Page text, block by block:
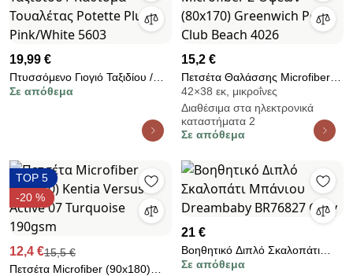
19,99 €
Πτυσσόμενο Γιογιό Ταξιδίου /
Κάθισμα Τουαλέτας Potette Plus
Σε απόθεμα
15,2 €
Πετσέτα Θαλάσσης Microfiber 2
Όψεων (80x170) Greenwich
Polo Club Beach 4026
42×38 εκ, μικροΐνες
Διαθέσιμα στα ηλεκτρονικά
καταστήματα 2
Σε απόθεμα
TOP 5
-20 %
12,4 €15,5 €
Πετσέτα Microfiber (90x180)
21 €
Βοηθητικό Διπλό Σκαλοπάτι
Μπάνιου Dreambaby BR76827
Σε απόθεμα